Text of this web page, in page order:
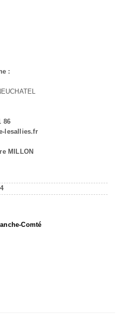
:
86
lesallies.fr
MILLON
Comté